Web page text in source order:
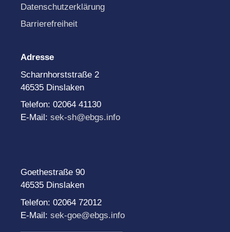
Datenschutzerklärung
Barrierefreiheit
Adresse
Scharnhorststraße 2
46535 Dinslaken
Telefon: 02064 41130
E-Mail: sek-sh@ebgs.info
Goethestraße 90
46535 Dinslaken
Telefon: 02064 72012
E-Mail: sek-goe@ebgs.info